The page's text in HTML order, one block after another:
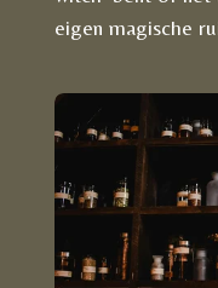
eigen magische